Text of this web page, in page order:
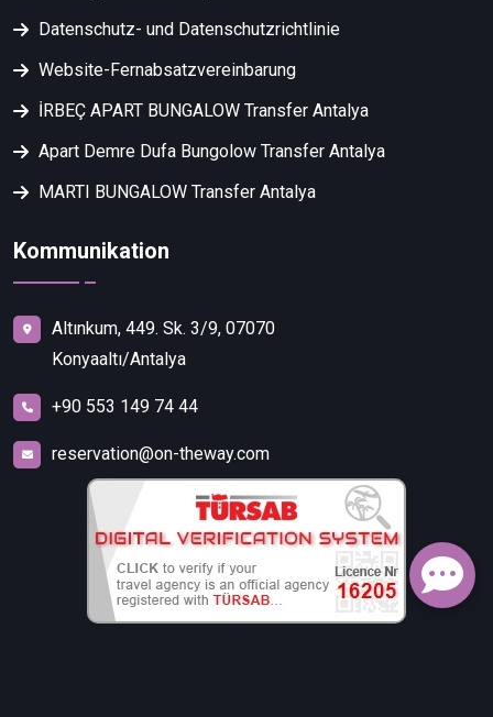
Datenschutz- und Datenschutzrichtlinie
Website-Fernabsatzvereinbarung
İRBEÇ APART BUNGALOW Transfer Antalya
Apart Demre Dufa Bungolow Transfer Antalya
MARTI BUNGALOW Transfer Antalya
Kommunikation
Altınkum, 449. Sk. 3/9, 07070
Konyaaltı/Antalya
+90 553 149 74 44
reservation@on-theway.com